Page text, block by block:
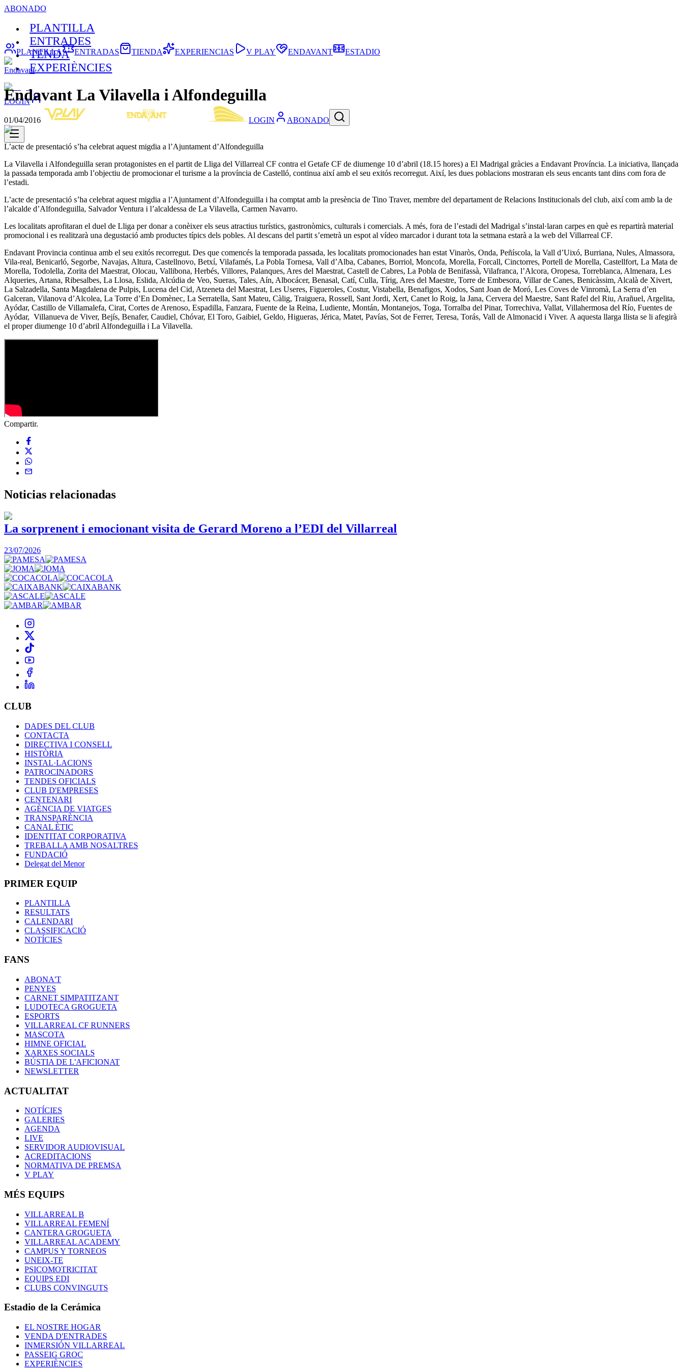
ABONADO
PLANTILLA
ENTRADES
TENDA
EXPERIÈNCIES
LOGIN
LOGIN ABONADO
PLANTILLA ENTRADAS TIENDA EXPERIENCIAS V PLAY ENDAVANT ESTADIO
Endavant
Endavant La Vilavella i Alfondeguilla
01/04/2016
L’acte de presentació s’ha celebrat aquest migdia a l’Ajuntament d’Alfondeguilla
La Vilavella i Alfondeguilla seran protagonistes en el partit de Lliga del Villarreal CF contra el Getafe CF de diumenge 10 d’abril (18.15 hores) a El Madrigal gràcies a Endavant Província. La iniciativa, llançada
la passada temporada amb l’objectiu de promocionar el turisme a la província de Castelló, continua així amb el seu exitós recorregut. Així, les dues poblacions mostraran els seus encants tant dins com fora de
l’estadi.
L’acte de presentació s’ha celebrat aquest migdia a l’Ajuntament d’Alfondeguilla i ha comptat amb la presència de Tino Traver, membre del departament de Relacions Institucionals del club, així com amb la de
l’alcalde d’Alfondeguilla, Salvador Ventura i l’alcaldessa de La Vilavella, Carmen Navarro.
Les localitats aprofitaran el duel de Lliga per donar a conèixer els seus atractius turístics, gastronòmics, culturals i comercials. A més, fora de l’estadi del Madrigal s’instal·laran carpes en què es repartirà material
promocional i es realitzarà una degustació amb productes típics dels pobles. Al descans del partit s’emetrà un espot al vídeo marcador i durant tota la setmana estarà a la web del Villarreal CF.
Endavant Provincia continua amb el seu exitós recorregut. Des que comencés la temporada passada, les localitats promocionades han estat Vinaròs, Onda, Peñíscola, la Vall d’Uixó, Burriana, Nules, Almassora,
Vila-real, Benicarló, Segorbe, Navajas, Altura, Castellnovo, Betxí, Vilafamés, La Pobla Tornesa, Vall d’Alba, Cabanes, Borriol, Moncofa, Morella, Forcall, Cinctorres, Portell de Morella, Castellfort, La Mata de
Morella, Todolella, Zorita del Maestrat, Olocau, Vallibona, Herbés, Villores, Palanques, Ares del Maestrat, Castell de Cabres, La Pobla de Benifassà, Vilafranca, l’Alcora, Oropesa, Torreblanca, Almenara, Les
Alqueries, Artana, Ribesalbes, La Llosa, Eslida, Alcúdia de Veo, Sueras, Tales, Aín, Albocácer, Benasal, Catí, Culla, Tírig, Ares del Maestre, Torre de Embesora, Villar de Canes, Benicàssim, Alcalà de Xivert,
La Salzadella, Santa Magdalena de Pulpis, Lucena del Cid, Atzeneta del Maestrat, Les Useres, Figueroles, Costur, Vistabella, Benafigos, Xodos, Sant Joan de Moró, Les Coves de Vinromà, La Serra d’en
Galceran, Vilanova d’Alcolea, La Torre d’En Domènec, La Serratella, Sant Mateu, Càlig, Traiguera, Rossell, Sant Jordi, Xert, Canet lo Roig, la Jana, Cervera del Maestre, Sant Rafel del Riu, Arañuel, Argelita,
Ayódar, Castillo de Villamalefa, Cirat, Cortes de Arenoso, Espadilla, Fanzara, Fuente de la Reina, Ludiente, Montán, Montanejos, Toga, Torralba del Pinar, Torrechiva, Vallat, Villahermosa del Río, Fuentes de
Ayódar, Villanueva de Viver, Bejís, Benafer, Caudiel, Chóvar, El Toro, Gaibiel, Geldo, Higueras, Jérica, Matet, Pavías, Sot de Ferrer, Teresa, Torás, Vall de Almonacid i Viver. A aquesta llarga llista se li afegirà
el proper diumenge 10 d’abril Alfondeguilla i La Vilavella.
Compartir.
Noticias relacionadas
La sorprenent i emocionant visita de Gerard Moreno a l’EDI del Villarreal
23/07/2026
CLUB
DADES DEL CLUB
CONTACTA
DIRECTIVA I CONSELL
HISTÒRIA
INSTAL·LACIONS
PATROCINADORS
TENDES OFICIALS
CLUB D'EMPRESES
CENTENARI
AGÈNCIA DE VIATGES
TRANSPARÈNCIA
CANAL ÈTIC
IDENTITAT CORPORATIVA
TREBALLA AMB NOSALTRES
FUNDACIÓ
Delegat del Menor
PRIMER EQUIP
PLANTILLA
RESULTATS
CALENDARI
CLASSIFICACIÓ
NOTÍCIES
FANS
ABONA'T
PENYES
CARNET SIMPATITZANT
LUDOTECA GROGUETA
ESPORTS
VILLARREAL CF RUNNERS
MASCOTA
HIMNE OFICIAL
XARXES SOCIALS
BÚSTIA DE L'AFICIONAT
NEWSLETTER
ACTUALITAT
NOTÍCIES
GALERIES
AGENDA
LIVE
SERVIDOR AUDIOVISUAL
ACREDITACIONS
NORMATIVA DE PREMSA
V PLAY
MÉS EQUIPS
VILLARREAL B
VILLARREAL FEMENÍ
CANTERA GROGUETA
VILLARREAL ACADEMY
CAMPUS Y TORNEOS
UNEIX-TE
PSICOMOTRICITAT
EQUIPS EDI
CLUBS CONVINGUTS
Estadio de la Cerámica
EL NOSTRE HOGAR
VENDA D'ENTRADES
INMERSIÓN VILLARREAL
PASSEIG GROC
EXPERIÈNCIES